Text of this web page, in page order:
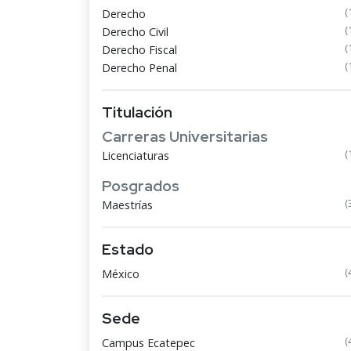
Derecho
Derecho Civil
Derecho Fiscal
Derecho Penal
Titulación
Carreras Universitarias
Licenciaturas
Posgrados
Maestrías
Estado
México
Sede
Campus Ecatepec